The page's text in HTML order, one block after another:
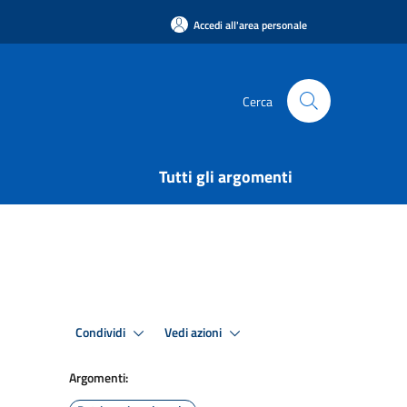
Accedi all'area personale
Cerca
Tutti gli argomenti
Condividi Vedi azioni
Argomenti: